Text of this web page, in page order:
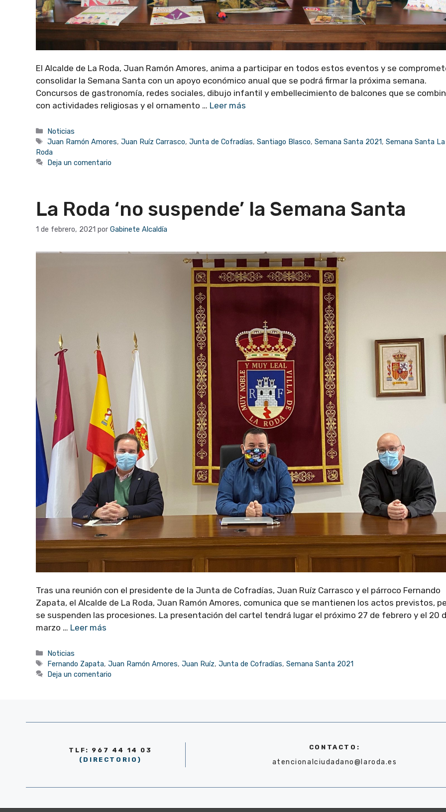
El Alcalde de La Roda, Juan Ramón Amores, anima a participar en todos estos eventos y se
consolidar la Semana Santa con un apoyo económico anual que se podrá firmar la próxima semana.
Concursos de gastronomía, redes sociales, dibujo infantil y embellecimiento de balcones que se
con actividades religiosas y el ornamento … Leer más
Categorías
Noticias
Etiquetas
Juan Ramón Amores,Juan Ruíz Carrasco,Junta de Cofradías,Santiago Blasco,Semana Santa 2021,Semana Santa La
Roda
Deja un comentario
La Roda ‘no suspende’ la Semana Santa
1 de febrero, 2021 por Gabinete Alcaldía
Tras una reunión con el presidente de la Junta de Cofradías, Juan Ruíz Carrasco y el párroco Fernando
Zapata, el Alcalde de La Roda, Juan Ramón Amores, comunica que se mantienen los actos previstos,
se suspenden las procesiones. La presentación del cartel tendrá lugar el próximo 27 de febrero y el 20
marzo … Leer más
Categorías
Noticias
Etiquetas
Fernando Zapata,Juan Ramón Amores,Juan Ruíz,Junta de Cofradías,Semana Santa 2021
Deja un comentario
TLF: 967 44 14 03
(DIRECTORIO)
CONTACTO:
atencionalciudadano@laroda.es